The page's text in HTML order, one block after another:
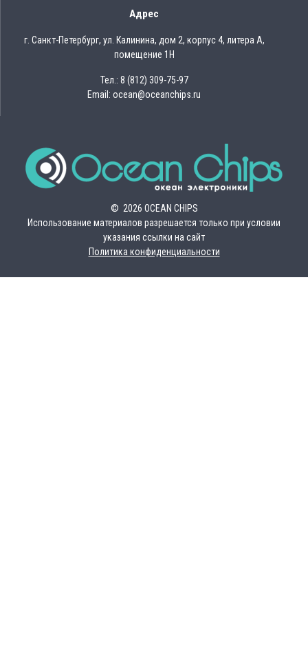
Адрес
г. Санкт-Петербург, ул. Калинина, дом 2, корпус 4, литера А,
помещение 1Н
Тел.: 8 (812) 309-75-97
Email: ocean@oceanchips.ru
© 2026 OCEAN CHIPS
Использование материалов разрешается только при условии
указания ссылки на сайт
Политика конфиденциальности